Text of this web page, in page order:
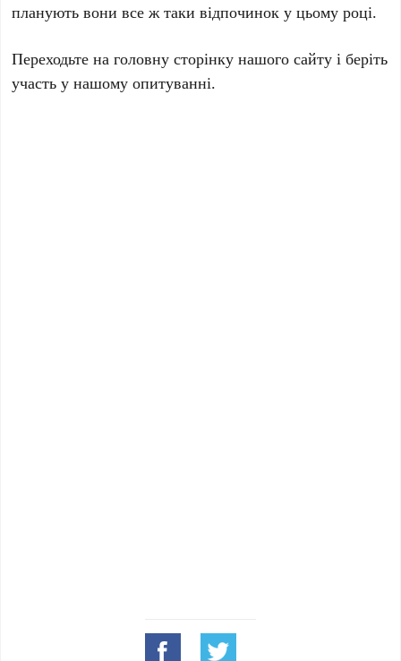
планують вони все ж таки відпочинок у цьому році.
Переходьте на головну сторінку нашого сайту і беріть
участь у нашому опитуванні.